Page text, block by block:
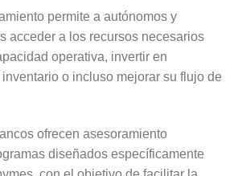
permite a autónomos y
acceder a los recursos necesarios
operativa, invertir en
o incluso mejorar su flujo de
ofrecen asesoramiento
diseñados específicamente